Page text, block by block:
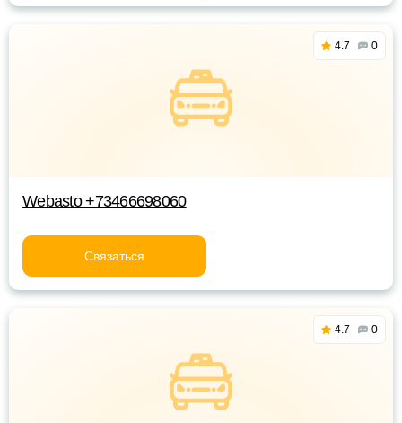
4.7 0
Webasto +73466698060
Связаться
4.7 0